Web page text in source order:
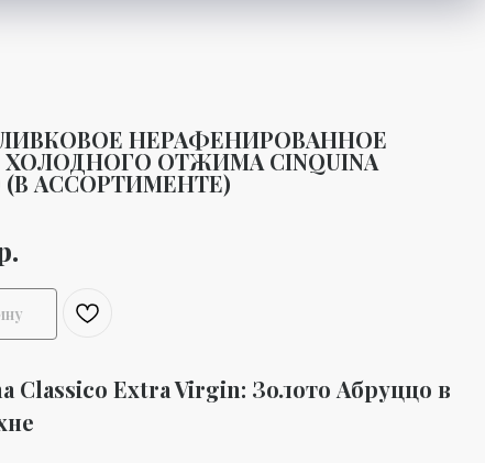
НЕРАФЕНИРОВАННОЕ
ОТЖИМА CINQUINA
(В АССОРТИМЕНТЕ)
Classico Extra Virgin: Золото Абруццо в